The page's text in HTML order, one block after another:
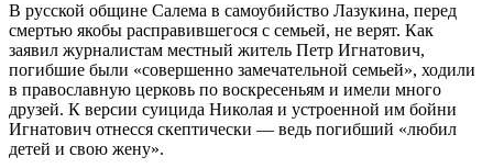
В русской общине Салема в самоубийство Лазукина, перед
смертью якобы расправившегося с семьей, не верят. Как
заявил журналистам местный житель Петр Игнатович,
погибшие были «совершенно замечательной семьей», ходили
в православную церковь по воскресеньям и имели много
друзей. К версии суицида Николая и устроенной им бойни
Игнатович отнесся скептически — ведь погибший «любил
детей и свою жену».